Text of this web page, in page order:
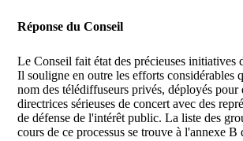
Réponse du Conseil
Le Conseil fait état des précieuses initiatives
Il souligne en outre les efforts considérables
nom des télédiffuseurs privés, déployés pour
directrices sérieuses de concert avec des
de défense de l'intérêt public. La liste des
cours de ce processus se trouve à l'annexe B